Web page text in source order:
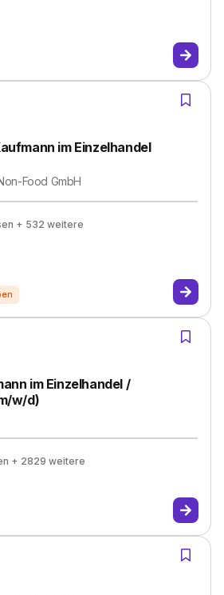
im Einzelhandel
Food GmbH
+ 532 weitere
im Einzelhandel /
w/d)
+ 2829 weitere